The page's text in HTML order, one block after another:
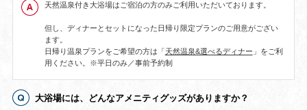
天然温泉付き大浴場はご宿泊の方のみご利用いただいております。
但し、ディナーとセットになった日帰り限定プランのご用意がござい
ます。
日帰り温泉プランをご希望の方は「天然温泉&選べるディナー 」をご利
用ください。※平日のみ／事前予約制
大浴場には、どんなアメニティグッズがありますか？